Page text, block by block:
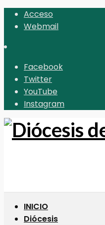
Acceso
Webmail
Facebook
Twitter
YouTube
Instagram
INICIO
Diócesis